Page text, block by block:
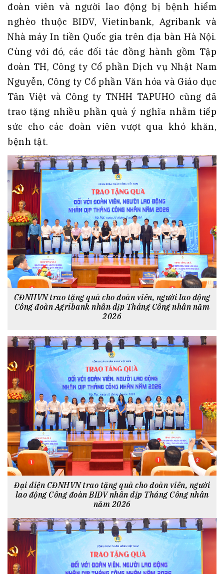
đoàn viên và người lao động bị bệnh hiểm
nghèo thuộc BIDV, Vietinbank, Agribank và
Nhà máy In tiền Quốc gia trên địa bàn Hà Nội.
Cùng với đó, các đối tác đồng hành gồm Tập
đoàn TH, Công ty Cổ phần Dịch vụ Nhật Nam
Nguyễn, Công ty Cổ phần Văn hóa và Giáo dục
Tân Việt và Công ty TNHH TAPUHO cũng đã
trao tặng nhiều phần quà ý nghĩa nhằm tiếp
sức cho các đoàn viên vượt qua khó khăn,
bệnh tật.
CĐNHVN trao tặng quà cho đoàn viên, người lao động
Công đoàn Agribank nhân dịp Tháng Công nhân năm
2026
Đại diện CĐNHVN trao tặng quà cho đoàn viên, người
lao động Công đoàn BIDV nhân dịp Tháng Công nhân
năm 2026